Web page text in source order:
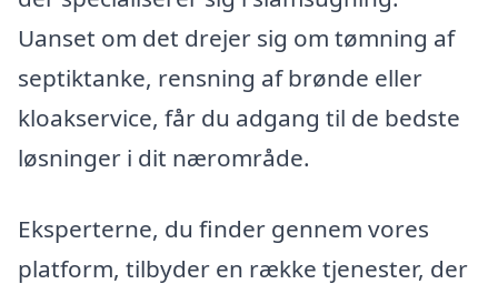
Uanset om det drejer sig om tømning af
septiktanke, rensning af brønde eller
kloakservice, får du adgang til de bedste
løsninger i dit nærområde.
Eksperterne, du finder gennem vores
platform, tilbyder en række tjenester, der